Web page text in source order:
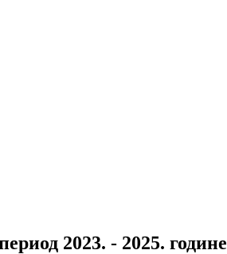
2023. - 2025. године